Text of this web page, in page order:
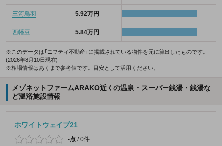
三河鳥羽 5.92万円
西幡豆 5.84万円
※このデータは「ニフティ不動産」に掲載されている物件を元に算出したものです。
(2026年8月10日現在)
※相場情報はあくまで参考値です。目安として活用ください。
メゾネットファームARAKO近くの温泉・スーパー銭湯・銭湯な
ど温浴施設情報
ホワイトウェイブ21
-点 /0件